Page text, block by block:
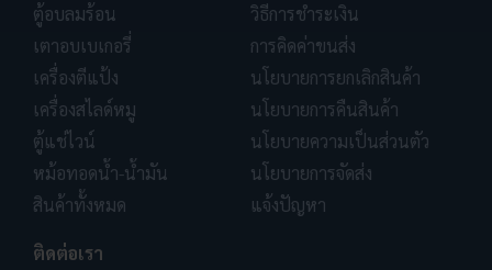
ตู้อบลมร้อน
เตาอบเบเกอรี่
เครื่องตีแป้ง
เครื่องสไลด์หมู
ตู้แช่ไวน์
หม้อทอดน้ำ-น้ำมัน
สินค้าทั้งหมด
วิธีการชำระเงิน
การคิดค่าขนส่ง
นโยบายการยกเลิกสินค้า
นโยบายการคืนสินค้า
นโยบายความเป็นส่วนตัว
นโยบายการจัดส่ง
แจ้งปัญหา
ติดต่อเรา